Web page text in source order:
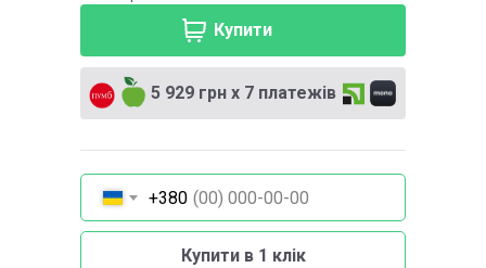
+380
Купити в 1 клік
Купити
5 929 грн х 7 платежів